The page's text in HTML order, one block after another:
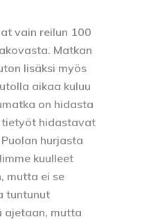
vain reilun 100
Matkan
lisäksi myös
aikaa kuluu
on hidasta
hidastavat
hurjasta
kuulleet
mutta ei se
tuntunut
ajetaan, mutta